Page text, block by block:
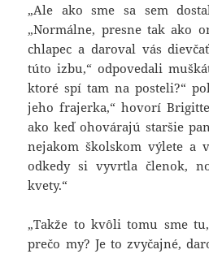
„Ale ako sme sa sem
„Normálne, presne tak ako
chlapec a daroval vás
túto izbu,“ odpovedali
ktoré spí tam na posteli?“
jeho frajerka,“ hovorí
ako keď ohovárajú staršie
nejakom školskom výlete a
odkedy si vyvrtla členok,
kvety.“
„Takže to kvôli tomu sme
prečo my? Je to zvyčajné,